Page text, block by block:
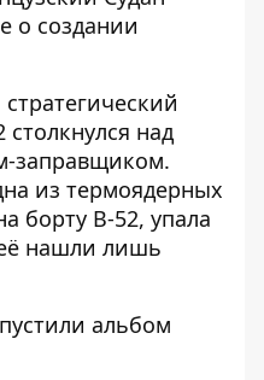
о создании
над
заправщиком.
из термоядерных
борту B-52, упала
нашли лишь
альбом